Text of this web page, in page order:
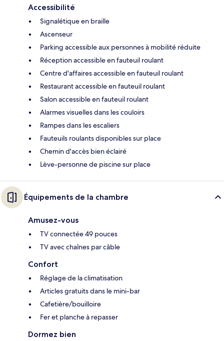
Accessibilité
Signalétique en braille
Ascenseur
Parking accessible aux personnes à mobilité réduite
Réception accessible en fauteuil roulant
Centre d'affaires accessible en fauteuil roulant
Restaurant accessible en fauteuil roulant
Salon accessible en fauteuil roulant
Alarmes visuelles dans les couloirs
Rampes dans les escaliers
Fauteuils roulants disponibles sur place
Chemin d'accès bien éclairé
Lève-personne de piscine sur place
Équipements de la chambre
Amusez-vous
TV connectée 49 pouces
TV avec chaînes par câble
Confort
Réglage de la climatisation
Articles gratuits dans le mini-bar
Cafetière/bouilloire
Fer et planche à repasser
Dormez bien